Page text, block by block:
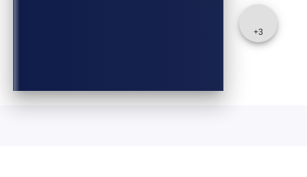
+3